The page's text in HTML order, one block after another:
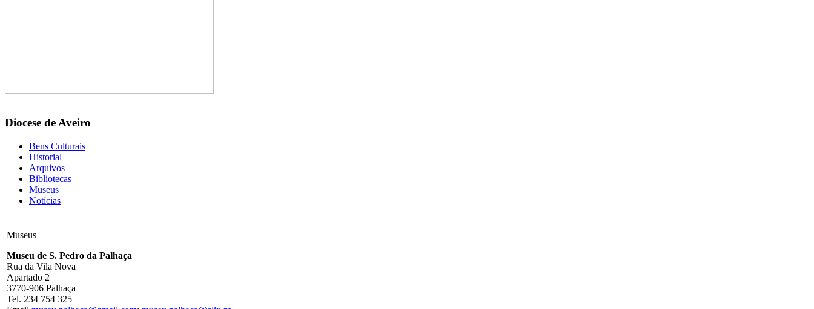
Diocese de Aveiro
Bens Culturais
Historial
Arquivos
Bibliotecas
Museus
Notícias
Museus
Museu de S. Pedro da Palhaça
Rua da Vila Nova
Apartado 2
3770-906 Palhaça
Tel. 234 754 325